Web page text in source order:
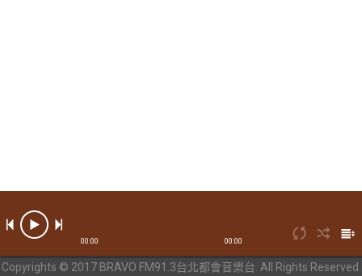
00:00 00:00
Copyrights © 2017 BRAVO FM91.3台北都會音樂台. All Rights Reserved.